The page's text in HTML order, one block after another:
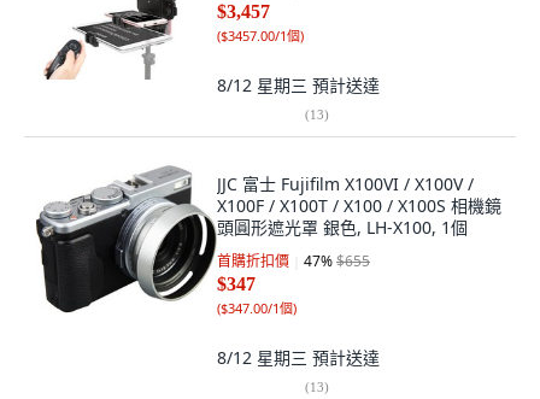
$3,457
($3457.00/1個)
8/12 星期三 預計送達
(13)
JJC 富士 Fujifilm X100VI / X100V /
X100F / X100T / X100 / X100S 相機鏡
頭圓形遮光罩 銀色, LH-X100, 1個
首購折扣價 47%$655
$347
($347.00/1個)
8/12 星期三 預計送達
(13)